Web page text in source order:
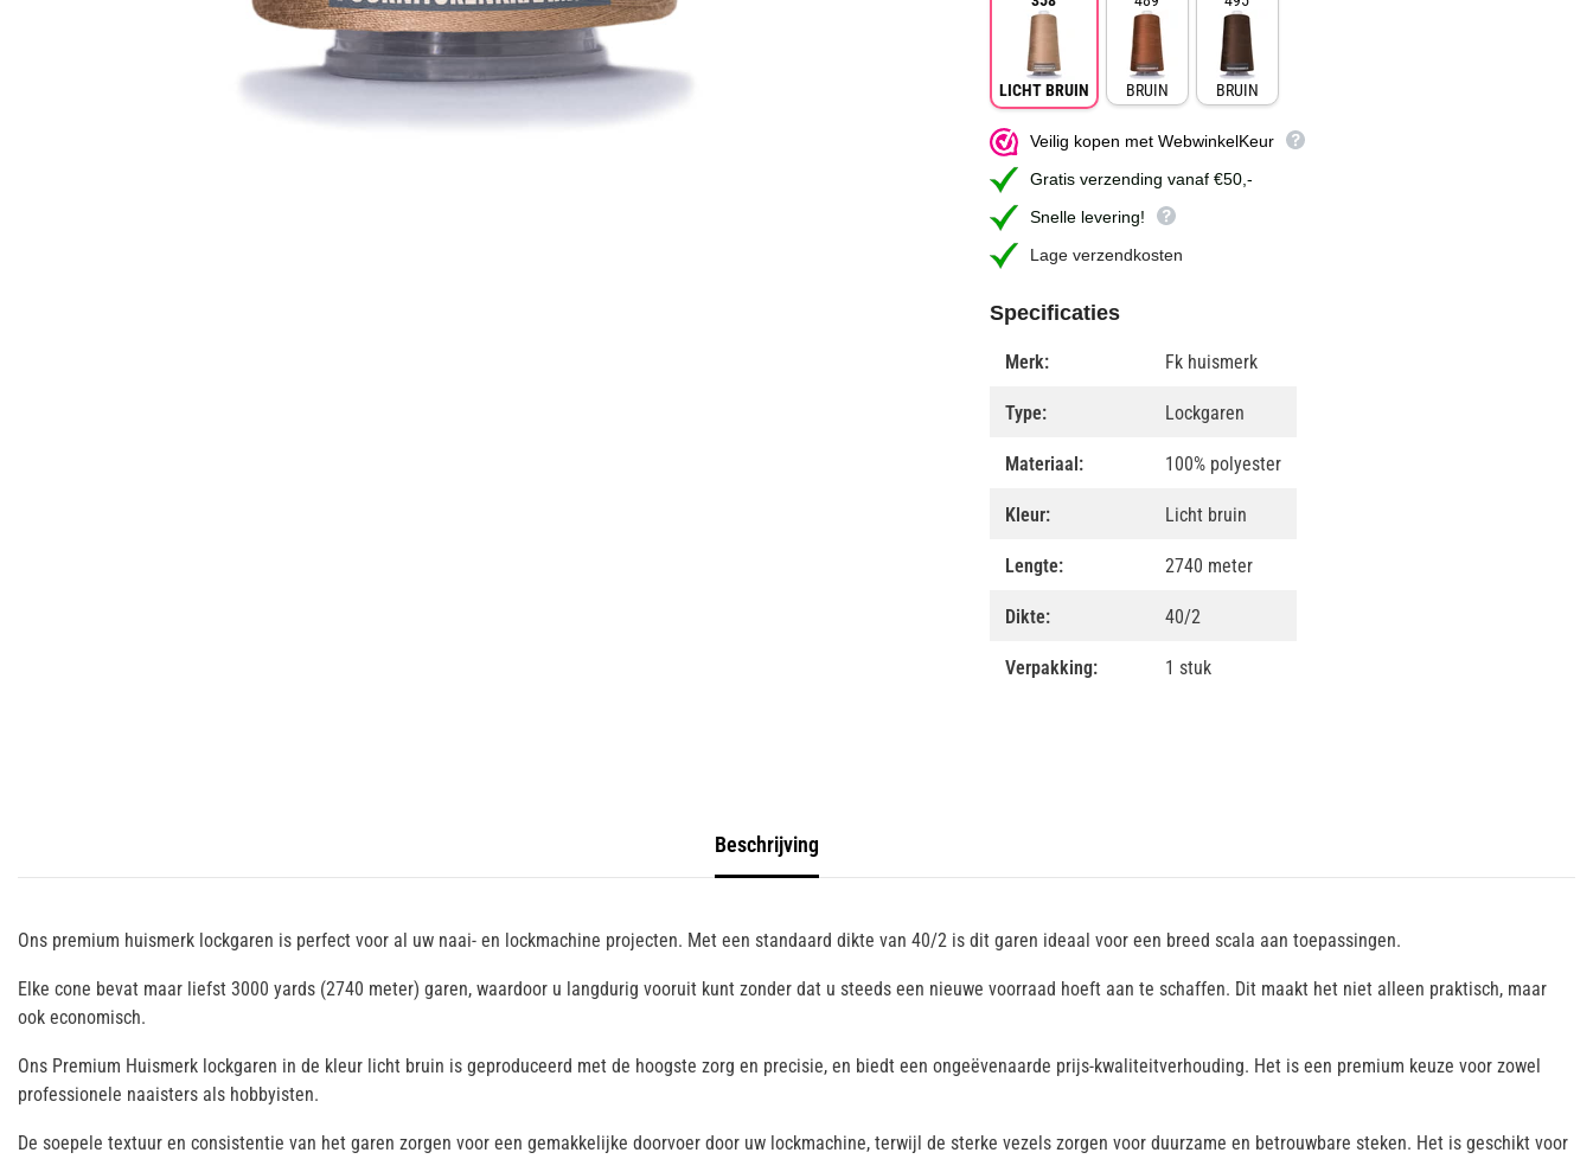
LICHT BRUIN BRUIN BRUIN
Veilig kopen met WebwinkelKeur
Gratis verzending vanaf €50,-
Snelle levering!
Lage verzendkosten
Specificaties
Merk: Fk huismerk
Type: Lockgaren
Materiaal: 100% polyester
Kleur: Licht bruin
Lengte: 2740 meter
Dikte: 40/2
Verpakking: 1 stuk
Beschrijving
Ons premium huismerk lockgaren is perfect voor al uw naai- en lockmachine projecten. Met een standaard dikte van 40/2 is dit garen ideaal voor een breed scala aan toepassingen.
Elke cone bevat maar liefst 3000 yards (2740 meter) garen, waardoor u langdurig vooruit kunt zonder dat u steeds een nieuwe voorraad hoeft aan te schaffen. Dit maakt het niet alleen praktisch, maar
ook economisch.
Ons Premium Huismerk lockgaren in de kleur licht bruin is geproduceerd met de hoogste zorg en precisie, en biedt een ongeëvenaarde prijs-kwaliteitverhouding. Het is een premium keuze voor zowel
professionele naaisters als hobbyisten.
De soepele textuur en consistentie van het garen zorgen voor een gemakkelijke doorvoer door uw lockmachine, terwijl de sterke vezels zorgen voor duurzame en betrouwbare steken. Het is geschikt voor